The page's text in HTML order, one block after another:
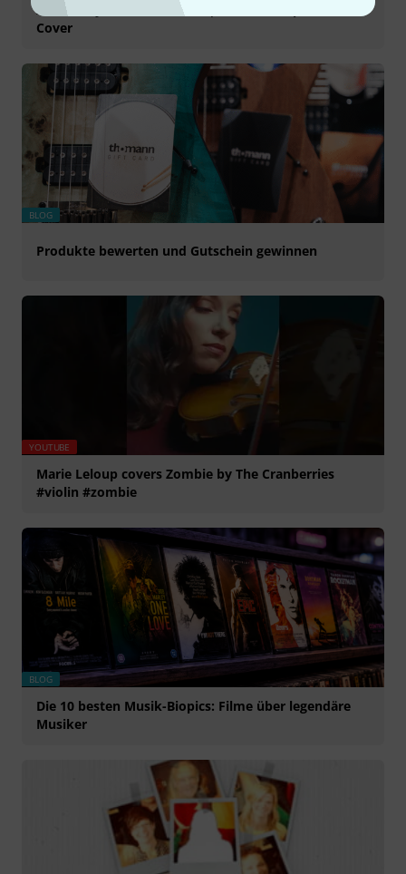
Zombie by The Cranberries | Marie Leloup Violin
Cover
BLOG
Produkte bewerten und Gutschein gewinnen
YOUTUBE
Marie Leloup covers Zombie by The Cranberries
#violin #zombie
BLOG
Die 10 besten Musik-Biopics: Filme über legendäre
Musiker